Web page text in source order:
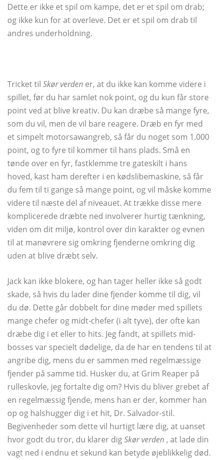
Dette er ikke et spil om kampe, det er et spil om drab;
og ikke kun for at overleve. Det er et spil om drab til
andres underholdning.
Tricket til Skør verden er, at du ikke kan komme videre i
spillet, før du har samlet nok point, og du kun får store
point ved at blive kreativ. Du kan dræbe så mange fyre,
som du vil, men de vil bare reagere. Dræb en fyr med
et simpelt motorsawangreb, så får du noget som 1.000
point, og to fyre til kommer til hans plads. Små en
tønde over en fyr, fastklemme tre gateskilt i hans
hoved, kast ham derefter i en kødslibemaskine, så får
du fem til ti gange så mange point, og vil måske komme
videre til næste del af niveauet. At trække disse mere
komplicerede dræbte ned involverer hurtig tænkning,
viden om dit miljø, kontrol over din karakter og evnen
til at manøvrere sig omkring fjenderne omkring dig
uden at blive dræbt selv.
Jack kan ikke blokere, og han tager heller ikke så godt
skade, så hvis du lader dine fjender komme til dig, vil
du dø. Dette går dobbelt for dine møder med spillets
mange chefer og midt-chefer (i alt tyve), der ofte kan
dræbe dig i et eller to hits. Jeg fandt, at spillets mid-
bosses var specielt dødelige, da de har en tendens til at
angribe dig, mens du er sammen med regelmæssige
fjender på samme tid. Husker du, at Grim Reaper på
rulleskovle, jeg fortalte dig om? Hvis du bliver grebet af
en regelmæssig fjende, mens han er der, kommer han
op og halshugger dig i et hit, Dr. Salvador-stil.
Begivenheder som dette vil hurtigt lære dig, at uanset
hvor godt du tror, ​​du klarer digSkør verden , at lade din
vagt ned i endnu et sekund kan betyde øjeblikkelig død.